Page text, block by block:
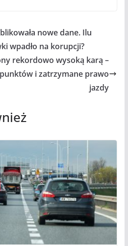
nowe dane. Ilu
wpadło na korupcji?
rekordowo wysoką karą –
punktów i zatrzymane prawo
jazdy